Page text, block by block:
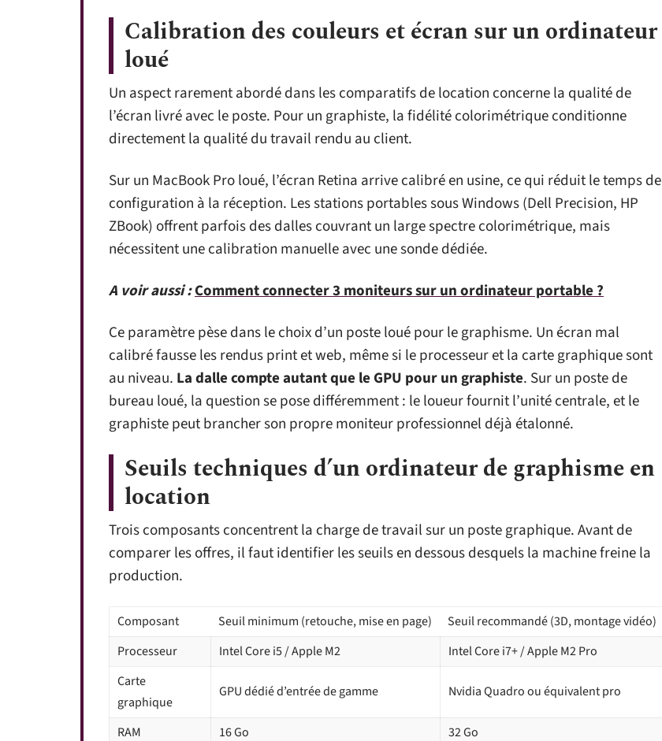
Calibration des couleurs et écran sur un ordinateur
loué
Un aspect rarement abordé dans les comparatifs de location concerne la qualité de
l’écran livré avec le poste. Pour un graphiste, la fidélité colorimétrique conditionne
directement la qualité du travail rendu au client.
Sur un MacBook Pro loué, l’écran Retina arrive calibré en usine, ce qui réduit le temps de
configuration à la réception. Les stations portables sous Windows (Dell Precision, HP
ZBook) offrent parfois des dalles couvrant un large spectre colorimétrique, mais
nécessitent une calibration manuelle avec une sonde dédiée.
A voir aussi :Comment connecter 3 moniteurs sur un ordinateur portable ?
Ce paramètre pèse dans le choix d’un poste loué pour le graphisme. Un écran mal
calibré fausse les rendus print et web, même si le processeur et la carte graphique sont
au niveau. La dalle compte autant que le GPU pour un graphiste. Sur un poste de
bureau loué, la question se pose différemment : le loueur fournit l’unité centrale, et le
graphiste peut brancher son propre moniteur professionnel déjà étalonné.
Seuils techniques d’un ordinateur de graphisme en
location
Trois composants concentrent la charge de travail sur un poste graphique. Avant de
comparer les offres, il faut identifier les seuils en dessous desquels la machine freine la
production.
Composant Seuil minimum (retouche, mise en page)
Seuil recommandé (3D, montage vidéo)
Processeur
Intel Core i5 / Apple M2
Intel Core i7+ / Apple M2 Pro
Carte
graphique
GPU dédié d’entrée de gamme Nvidia Quadro ou équivalent pro
RAM 16 Go
32 Go